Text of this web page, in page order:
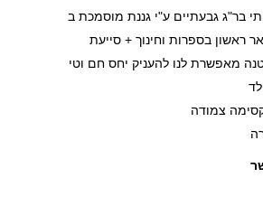
בר"ג גבעתיים ע"י גננת מוסמכת ב
ראשון בספרות וחינוך + סייעת
מאפשרת לנו להעניק יחס חם וטי
צמודה